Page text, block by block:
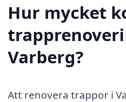
Hur mycket
Varberg?
Att renovera trappor i